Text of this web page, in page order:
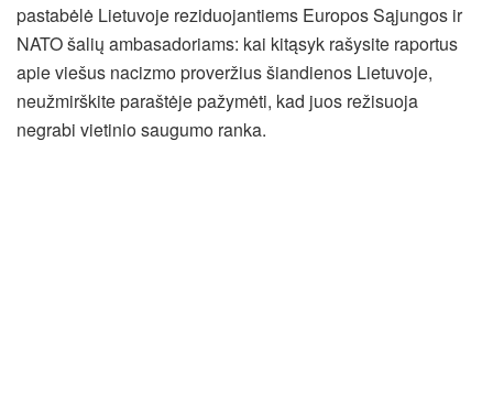
pastabėlė Lietuvoje reziduojantiems Europos Sąjungos ir
NATO šalių ambasadoriams: kai kitąsyk rašysite raportus
apie viešus nacizmo proveržius šiandienos Lietuvoje,
neužmirškite paraštėje pažymėti, kad juos režisuoja
negrabi vietinio saugumo ranka.